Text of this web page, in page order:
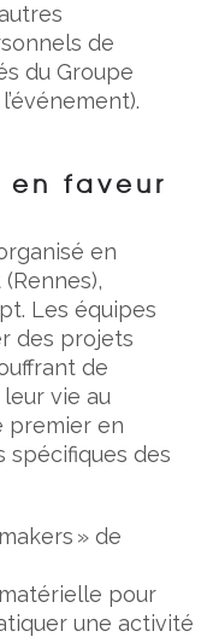
de
du Groupe
en faveur
en
Les équipes
des projets
de
vie au
premier en
spécifiques des
» de
pour
une activité